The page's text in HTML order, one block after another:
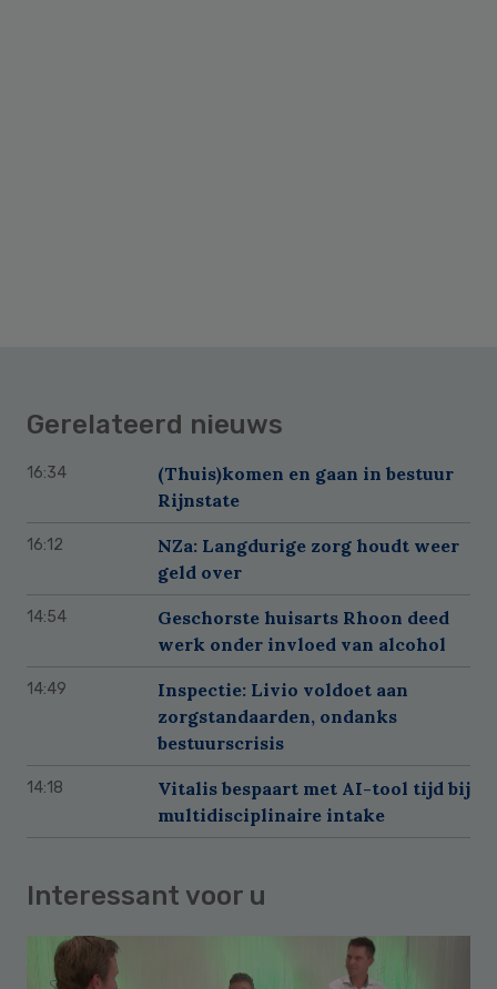
Gerelateerd nieuws
16:34
(Thuis)komen en gaan in bestuur
Rijnstate
16:12
NZa: Langdurige zorg houdt weer
geld over
14:54
Geschorste huisarts Rhoon deed
werk onder invloed van alcohol
14:49
Inspectie: Livio voldoet aan
zorgstandaarden, ondanks
bestuurscrisis
14:18
Vitalis bespaart met AI-tool tijd bij
multidisciplinaire intake
Interessant voor u